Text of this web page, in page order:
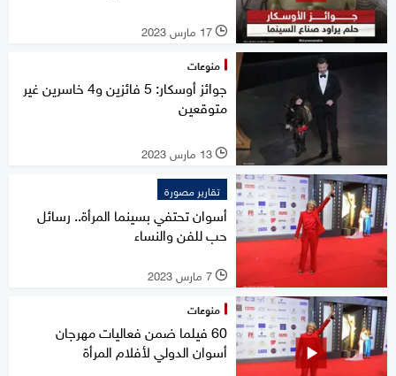
l 17 مارس 2023
منوعات
جوائز أوسكار: 5 فائزين و4 خاسرين غير
متوقعين
l 13 مارس 2023
تقارير مصورة
أسوان تحتفي بسينما المرأة.. رسائل
حب للفن والنساء
l 7 مارس 2023
منوعات
60 فيلما ضمن فعاليات مهرجان
أسوان الدولي لأفلام المرأة